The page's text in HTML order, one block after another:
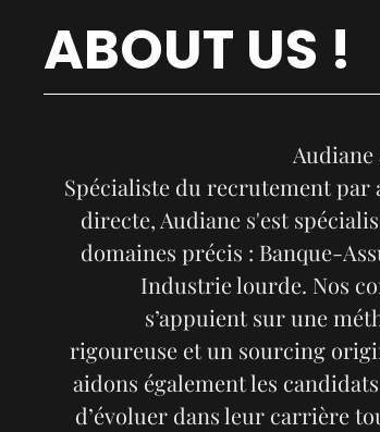
ABOUT US !
Audiane
Spécialiste du recrutement par
directe, Audiane s'est
domaines précis : Banque-
Industrie lourde. Nos
s’appuient sur une
rigoureuse et un sourcing
aidons également les
d’évoluer dans leur carrière